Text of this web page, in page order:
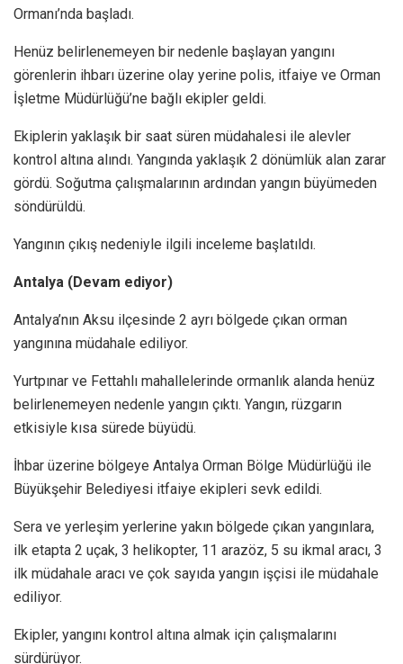
Ormanı’nda başladı.
Henüz belirlenemeyen bir nedenle başlayan yangını
görenlerin ihbarı üzerine olay yerine polis, itfaiye ve Orman
İşletme Müdürlüğü’ne bağlı ekipler geldi.
Ekiplerin yaklaşık bir saat süren müdahalesi ile alevler
kontrol altına alındı. Yangında yaklaşık 2 dönümlük alan zarar
gördü. Soğutma çalışmalarının ardından yangın büyümeden
söndürüldü.
Yangının çıkış nedeniyle ilgili inceleme başlatıldı.
Antalya (Devam ediyor)
Antalya’nın Aksu ilçesinde 2 ayrı bölgede çıkan orman
yangınına müdahale ediliyor.
Yurtpınar ve Fettahlı mahallelerinde ormanlık alanda henüz
belirlenemeyen nedenle yangın çıktı. Yangın, rüzgarın
etkisiyle kısa sürede büyüdü.
İhbar üzerine bölgeye Antalya Orman Bölge Müdürlüğü ile
Büyükşehir Belediyesi itfaiye ekipleri sevk edildi.
Sera ve yerleşim yerlerine yakın bölgede çıkan yangınlara,
ilk etapta 2 uçak, 3 helikopter, 11 arazöz, 5 su ikmal aracı, 3
ilk müdahale aracı ve çok sayıda yangın işçisi ile müdahale
ediliyor.
Ekipler, yangını kontrol altına almak için çalışmalarını
sürdürüyor.